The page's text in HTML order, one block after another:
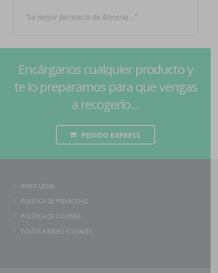
La mejor farmacia de Almería…
Encárganos cualquier producto y
te lo preparamos para que vengas
a recogerlo...
PEDIDO EXPRESS
AVISO LEGAL
POLÍTICA DE PRIVACIDAD
POLÍTICA DE COOKIES
POLÍTICA REDES SOCIALES